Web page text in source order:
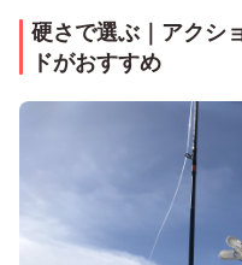
硬さで選ぶ｜アクシ
ドがおすすめ